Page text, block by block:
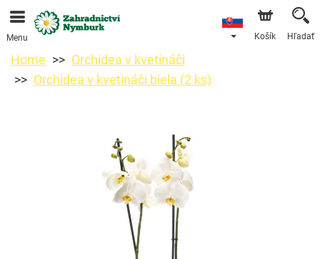
Objednávky prijímame prostredníctvom nášho e-shopu.
Najskorší možný termín doručenia je od 11.8.2026 z
Menu Košík Hľadať
Home
Orchidea v kvetináči
Orchidea v kvetináči biela (2 ks)